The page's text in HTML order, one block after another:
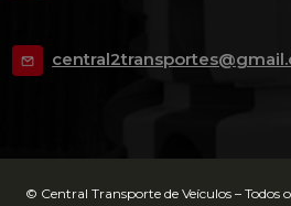
© Central Transporte de Veículos – Todos